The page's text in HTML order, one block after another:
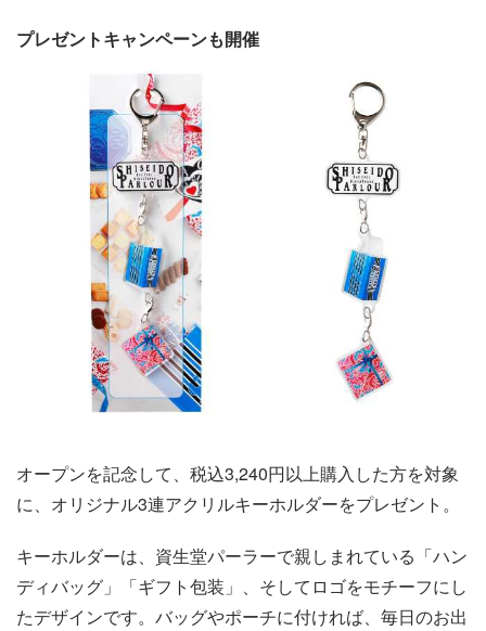
プレゼントキャンペーンも開催
オープンを記念して、税込3,240円以上購入した方を対象
に、オリジナル3連アクリルキーホルダーをプレゼント。
キーホルダーは、資生堂パーラーで親しまれている「ハン
ディバッグ」「ギフト包装」、そしてロゴをモチーフにし
たデザインです。バッグやポーチに付ければ、毎日のお出